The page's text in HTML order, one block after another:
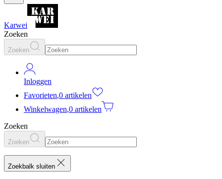
Karwei
Zoeken
Zoeken
Inloggen
Favorieten,0 artikelen
Winkelwagen,0 artikelen
Zoeken
Zoeken
Zoekbalk sluiten